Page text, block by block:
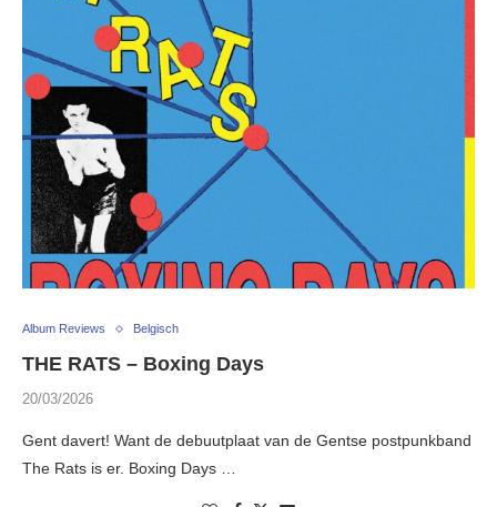
Album Reviews Belgisch
THE RATS – Boxing Days
20/03/2026
Gent davert! Want de debuutplaat van de Gentse postpunkband
The Rats is er. Boxing Days …